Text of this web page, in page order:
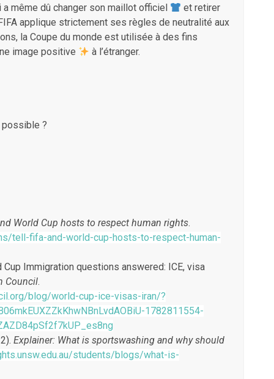
a même dû changer son maillot officiel
et retirer
applique strictement ses règles de neutralité aux
la Coupe du monde est utilisée à des fins
image positive
à l’étranger.
?
World Cup hosts to respect human rights.
tell-fifa-and-world-cup-hosts-to-respect-human-
Cup Immigration questions answered: ICE, visa
Council.
blog/world-cup-ice-visas-iran/?
1782811554-
Explainer: What is sportswashing and why should
students/blogs/what-is-